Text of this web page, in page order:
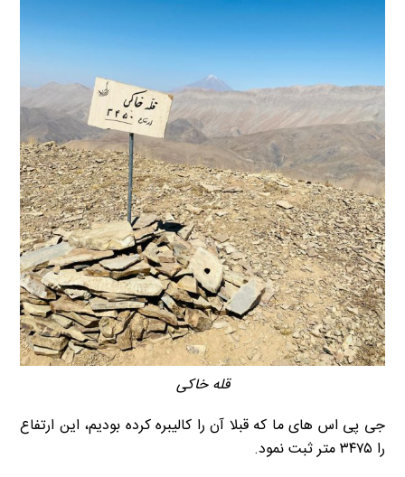
قله خاکی
جی پی اس های ما که قبلا آن را کالیبره کرده بودیم، این ارتفاع
را ۳۴۷۵ متر ثبت نمود.